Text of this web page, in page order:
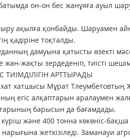
он-он бес жанұяға ауыл
ақылға қонбайды. Шаруамен
қадіріне тоқталды.
дамуына қатысты өзекті
жақты зердеденіп, тиісті
АРТТЫРАДЫ
хатшысы Мұрат
егіс алқаптарын аралаумен
барысын да бағамдады.
және 400 тонна көкөніс-бақша
жеткізіледі. Заманауи